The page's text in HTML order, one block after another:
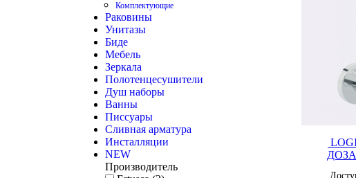
Комплектующие
Раковины
Унитазы
Биде
Мебель
Зеркала
Полотенцесушители
Душ наборы
Ванны
Писсуары
Сливная арматура
Инсталляции
NEW
Производитель